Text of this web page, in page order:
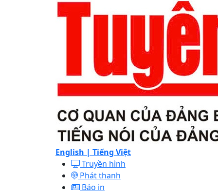
English | Tiếng Việt
Truyền hình
Phát thanh
Báo in